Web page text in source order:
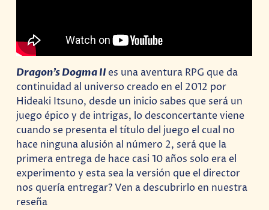
Dragon’s Dogma IIes una aventura RPG que da
continuidad al universo creado en el 2012 por
Hideaki Itsuno, desde un inicio sabes que será un
juego épico y de intrigas, lo desconcertante viene
cuando se presenta el título del juego el cual no
hace ninguna alusión al número 2, será que la
primera entrega de hace casi 10 años solo era el
experimento y esta sea la versión que el director
nos quería entregar? Ven a descubrirlo en nuestra
reseña